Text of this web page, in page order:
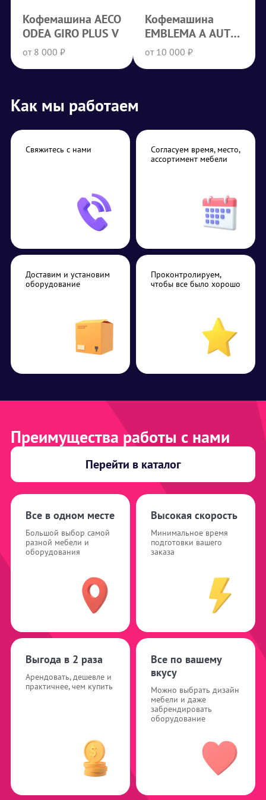
Кофемашина AECO
ODEA GIRO PLUS V
от 8 000 ₽
Кофемашина
EMBLEMA A AUTO
STEAM
от 10 000 ₽
Как мы работаем
Свяжитесь с нами
Согласуем время, место,
ассортимент мебели
Доставим и установим
оборудование
Проконтролируем,
чтобы все было хорошо
Преимущества работы с нами
Перейти в каталог
Все в одном месте
Большой выбор самой
разной мебели и
оборудования
Высокая скорость
Минимальное время
подготовки вашего
заказа
Выгода в 2 раза
Арендовать, дешевле и
практичнее, чем купить
Все по вашему
вкусу
Можно выбрать дизайн
мебели и даже
забрендировать
оборудование